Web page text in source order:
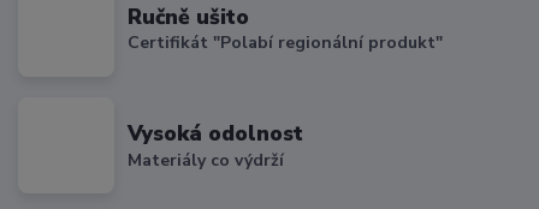
Ručně ušito
Certifikát "Polabí regionální produkt"
Vysoká odolnost
Materiály co výdrží